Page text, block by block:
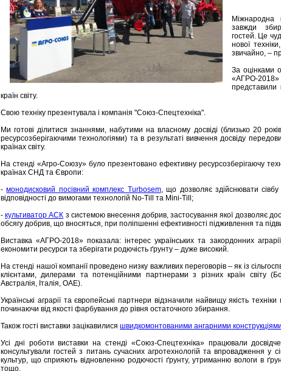
Міжнародна
завжди
гостей. Це
нової
звичайно, –
За оцінками
«АГРО-
представили
країн світу.
Свою техніку презентувала і компанія "Союз-Спецтехніка".
Ми готові ділитися знаннями, набутими на власному досвіді (близько 20
ресурсозберігаючими технологіями) та в результаті вивчення досвіду
країнах світу.
На стенді «Агро-Союзу» було презентовано ефективну ресурсозберігаючу
країнах СНД та Європи:
-монодисковий посівний комплекс Turbosem, що дозволяє здійснювати сівбу
відповідності до вимогами технологій No-Till та Mini-Till;
-культиватор АСК з системою внесення добрив, застосування якої дозволяє
обсягу добрив, що вносяться, при поліпшенні ефективності підживлення та
Виставка «АГРО-2018» показала: інтерес українських та закордонних
економити ресурси та зберігати родючість ґрунту – дуже високий.
На стенді нашої компанії проведено низку важливих переговорів – як із
клієнтами, дилерами та потенційними партнерами з різних країн світу
Австралія, Італія, ОАЕ).
Українські аграрії та європейські партнери відзначили найвищу якість
починаючи від якості фарбування до рівня остаточного збирання.
Також гості виставки зацікавилися швидкомонтованими ангарними конструкціями
Усі дні роботи виставки на стенді «Союз-Спецтехніка» працювали
консультували гостей з питань сучасних агротехнологій та впровадження у
культур, що сприяють відновленню родючості ґрунту, утриманню вологи в
тощо.